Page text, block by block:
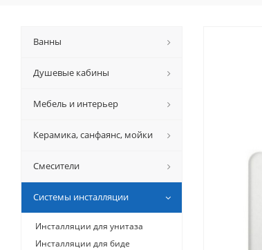
Ванны
Душевые кабины
Мебель и интерьер
Керамикa, санфаянс, мойки
Смесители
Системы инсталляции
Инсталляции для унитаза
Инсталляции для биде